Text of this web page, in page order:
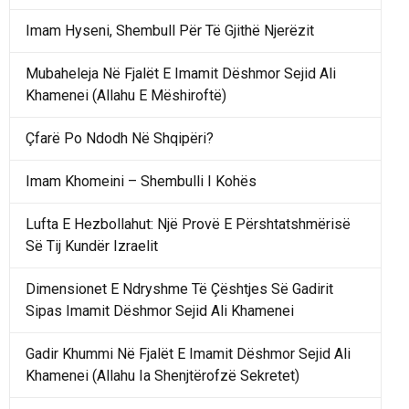
Imam Hyseni, Shembull Për Të Gjithë Njerëzit
Mubaheleja Në Fjalët E Imamit Dëshmor Sejid Ali
Khamenei (Allahu E Mëshiroftë)
Çfarë Po Ndodh Në Shqipëri?
Imam Khomeini – Shembulli I Kohës
Lufta E Hezbollahut: Një Provë E Përshtatshmërisë
Së Tij Kundër Izraelit
Dimensionet E Ndryshme Të Çështjes Së Gadirit
Sipas Imamit Dëshmor Sejid Ali Khamenei
Gadir Khummi Në Fjalët E Imamit Dëshmor Sejid Ali
Khamenei (Allahu Ia Shenjtërofzë Sekretet)